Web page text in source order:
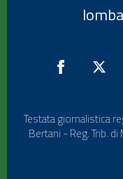
Testata giornalistica
Bertani - Reg. Trib.